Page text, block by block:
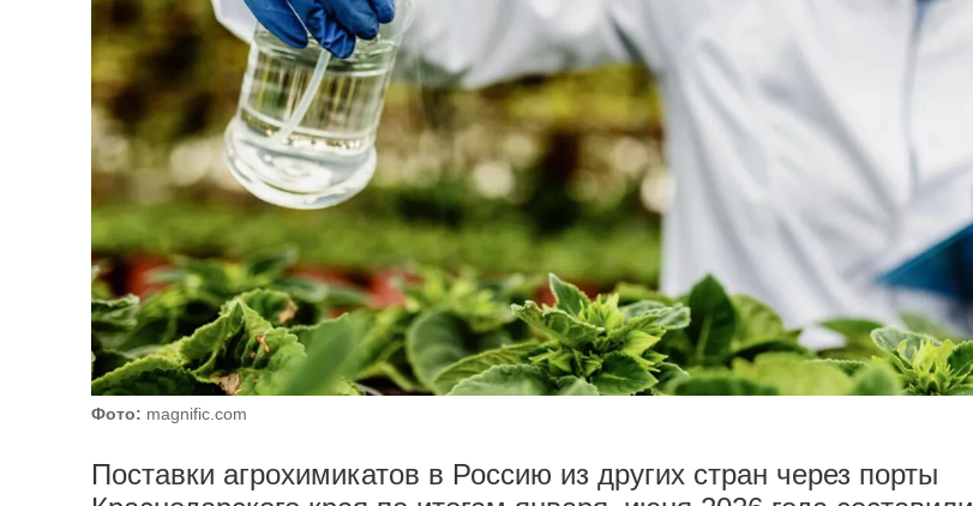
Фото: magnific.com
Поставки агрохимикатов в Россию из других стран через порты